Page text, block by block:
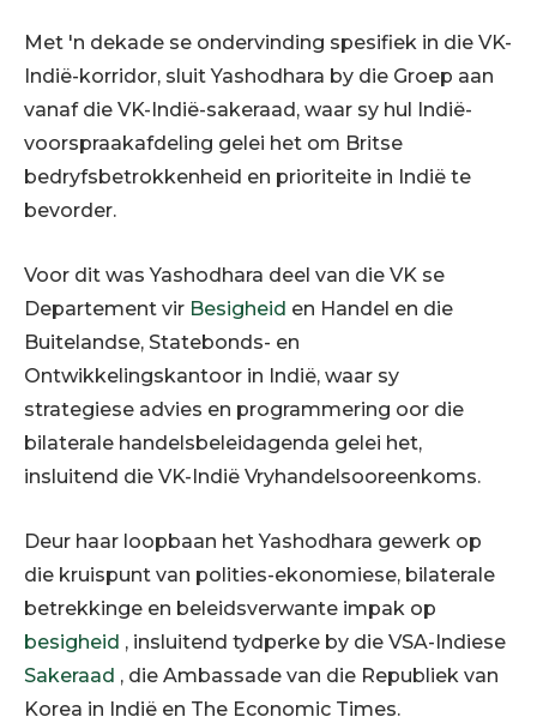
Met 'n dekade se ondervinding spesifiek in die VK-
Indië-korridor, sluit Yashodhara by die Groep aan
vanaf die VK-Indië-sakeraad, waar sy hul Indië-
voorspraakafdeling gelei het om Britse
bedryfsbetrokkenheid en prioriteite in Indië te
bevorder.
Voor dit was Yashodhara deel van die VK se
Departement vir Besigheid en Handel en die
Buitelandse, Statebonds- en
Ontwikkelingskantoor in Indië, waar sy
strategiese advies en programmering oor die
bilaterale handelsbeleidagenda gelei het,
insluitend die VK-Indië Vryhandelsooreenkoms.
Deur haar loopbaan het Yashodhara gewerk op
die kruispunt van polities-ekonomiese, bilaterale
betrekkinge en beleidsverwante impak op
besigheid , insluitend tydperke by die VSA-Indiese
Sakeraad , die Ambassade van die Republiek van
Korea in Indië en The Economic Times.